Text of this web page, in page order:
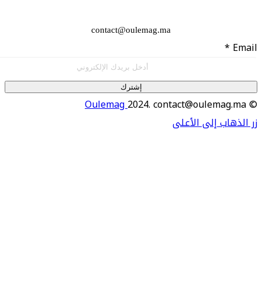
contact@oulemag.ma
Oulemag2024.
إلى الأعلى